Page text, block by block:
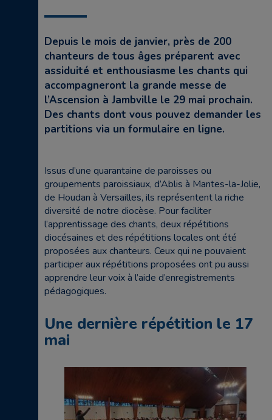
Depuis le mois de janvier, près de 200
chanteurs de tous âges préparent avec
assiduité et enthousiasme les chants qui
accompagneront la grande messe de
l’Ascension à Jambville le 29 mai prochain.
Des chants dont vous pouvez demander les
partitions via un formulaire en ligne.
Issus d’une quarantaine de paroisses ou
groupements paroissiaux, d’Ablis à Mantes-la-Jolie,
de Houdan à Versailles, ils représentent la riche
diversité de notre diocèse. Pour faciliter
l’apprentissage des chants, deux répétitions
diocésaines et des répétitions locales ont été
proposées aux chanteurs. Ceux qui ne pouvaient
participer aux répétitions proposées ont pu aussi
apprendre leur voix à l’aide d’enregistrements
pédagogiques.
Une dernière répétition le 17
mai